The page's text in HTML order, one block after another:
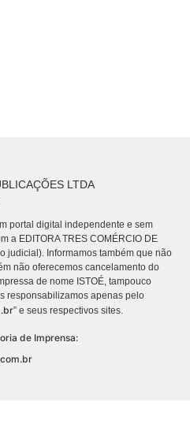
LTDA
portal digital independente e sem
a EDITORA TRES COMÉRCIO DE
judicial). Informamos também que não
não oferecemos cancelamento do
de nome ISTOÉ, tampouco
responsabilizamos apenas pelo
” e seus respectivos sites.
de Imprensa: